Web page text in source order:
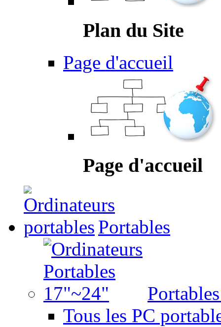
Plan du Site
Page d'accueil
Page d'accueil
Portables
Tous les PC